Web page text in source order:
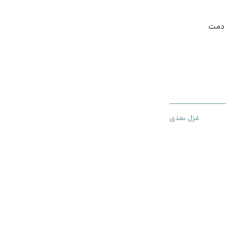
دمت
غزل بعدی